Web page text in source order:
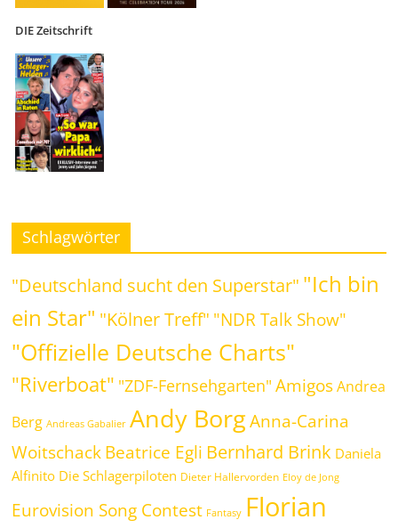
DIE Zeitschrift
Schlagwörter
"Deutschland sucht den Superstar" "Ich bin
ein Star" "Kölner Treff" "NDR Talk Show"
"Offizielle Deutsche Charts"
"Riverboat" "ZDF-Fernsehgarten" Amigos Andrea
Berg Andreas Gabalier Andy Borg Anna-Carina
WoitschackBeatrice Egli Bernhard Brink Daniela
Alfinito Die Schlagerpiloten Dieter Hallervorden Eloy de Jong
Eurovision Song Contest Fantasy Florian